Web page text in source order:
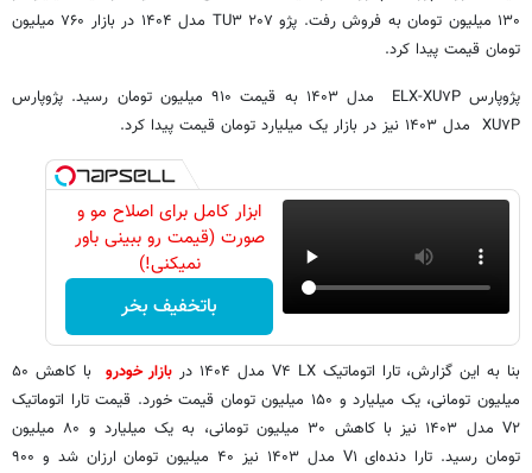
۱۳۰ میلیون تومان به فروش رفت. پژو ۲۰۷ TU۳ مدل ۱۴۰۴ در بازار ۷۶۰ میلیون
تومان قیمت پیدا کرد.
پژوپارس ELX-XU۷P مدل ۱۴۰۳ به قیمت ۹۱۰ میلیون تومان رسید. پژوپارس
XU۷P مدل ۱۴۰۳ نیز در بازار یک میلیارد تومان قیمت پیدا کرد.
ابزار کامل برای اصلاح مو و
صورت (قیمت رو ببینی باور
نمیکنی!)
باتخفیف بخر
بنا به این گزارش، تارا اتوماتیک V۴ LX مدل ۱۴۰۴ در بازار خودرو
با کاهش ۵۰
میلیون تومانی، یک میلیارد و ۱۵۰ میلیون تومان قیمت خورد. قیمت تارا اتوماتیک
V۲ مدل ۱۴۰۳ نیز با کاهش ۳۰ میلیون تومانی، به یک میلیارد و ۸۰ میلیون
تومان رسید. تارا دنده‌ای V۱ مدل ۱۴۰۳ نیز ۴۰ میلیون تومان ارزان شد و ۹۰۰